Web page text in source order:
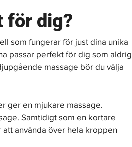
för dig?
som fungerar för just dina unika
passar perfekt för dig som aldrig
massage bör du välja
ger en mjukare massage.
Samtidigt som en kortare
använda över hela kroppen